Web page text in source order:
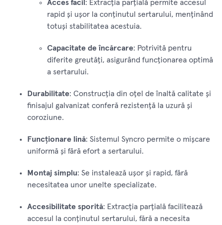
Acces facil : Extracția parțială permite accesul
rapid și ușor la conținutul sertarului, menținând
totuși stabilitatea acestuia.
Capacitate de încărcare: Potrivită pentru
diferite greutăți, asigurând funcționarea optimă
a sertarului.
Durabilitate: Construcția din oțel de înaltă calitate și
finisajul galvanizat conferă rezistență la uzură și
coroziune.
Funcționare lină: Sistemul Syncro permite o mișcare
uniformă și fără efort a sertarului.
Montaj simplu: Se instalează ușor și rapid, fără
necesitatea unor unelte specializate.
Accesibilitate sporită: Extracția parțială facilitează
accesul la conținutul sertarului, fără a necesita